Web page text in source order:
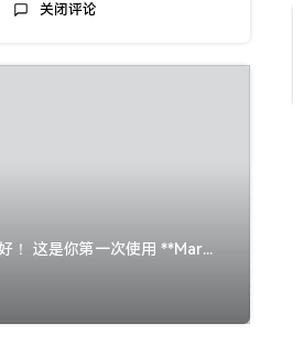
关闭评论
@[TOC](这里写自定义目录标题) # 欢迎使用Markdown编辑器 你好！ 这是你第一次使用 **Markdown编辑器** 所展示的欢迎页。如...